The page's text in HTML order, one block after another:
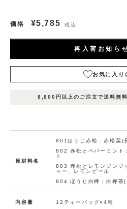
価格 ¥5,785 税込
再入荷お知ら
お気に入り
示
在庫
状況
在庫
数
0
気
に
入
に
追
入荷
らせ
8,800円以上のご注文で送料無
原材料名
801ほうじ赤松：赤松葉(
802 赤松とペパーミント
ト
803 赤松とレモンジンジ
ャー、レモンピール
804 ほうじ白樺：白樺茶(
内容量 12ティーバッグ×4種